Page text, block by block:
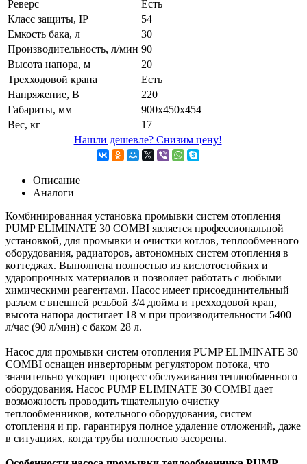
Реверс
Есть
Класс защиты, IP
54
Емкость бака, л
30
Производительность, л/мин 90
Высота напора, м
20
Трехходовой крана
Есть
Напряжение, В
220
Габариты, мм
900х450х454
Вес, кг
17
Нашли дешевле? Снизим цену!
Описание
Аналоги
Комбинированная установка промывки систем отопления
PUMP ELIMINATE 30 COMBI является профессиональной
установкой, для промывки и очистки котлов, теплообменного
оборудования, радиаторов, автономных систем отопления в
коттеджах. Выполнена полностью из кислотостойких и
ударопрочных материалов и позволяет работать с любыми
химическими реагентами. Насос имеет присоединительный
разъем с внешней резьбой 3/4 дюйма и трехходовой кран,
высота напора достигает 18 м при производительности 5400
л/час (90 л/мин) с баком 28 л.
Насос для промывки систем отопления PUMP ELIMINATE 30
COMBI оснащен инверторным регулятором потока, что
значительно ускоряет процесс обслуживания теплообменного
оборудования. Насос PUMP ELIMINATE 30 COMBI дает
возможность проводить тщательную очистку
теплообменников, котельного оборудования, систем
отопления и пр. гарантируя полное удаление отложений, даже
в ситуациях, когда трубы полностью засорены.